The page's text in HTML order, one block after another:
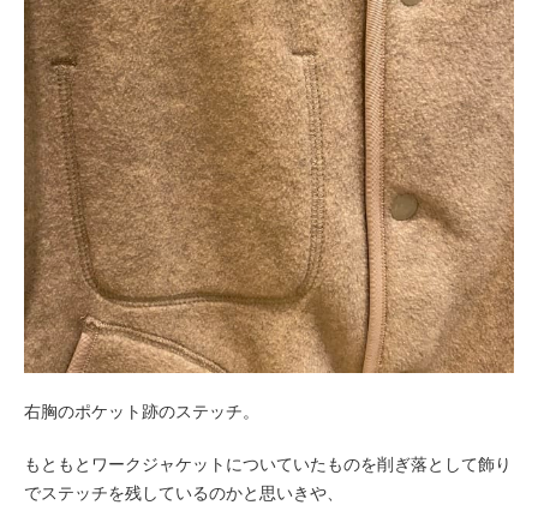
右胸のポケット跡のステッチ。
もともとワークジャケットについていたものを削ぎ落として飾り
でステッチを残しているのかと思いきや、